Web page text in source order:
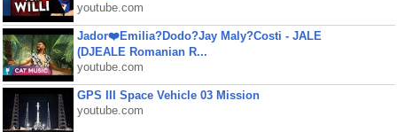
youtube.com
Jador❤️Emilia?Dodo?Jay Maly?Costi - JALE
(DJEALE Romanian R...
youtube.com
GPS III Space Vehicle 03 Mission
youtube.com